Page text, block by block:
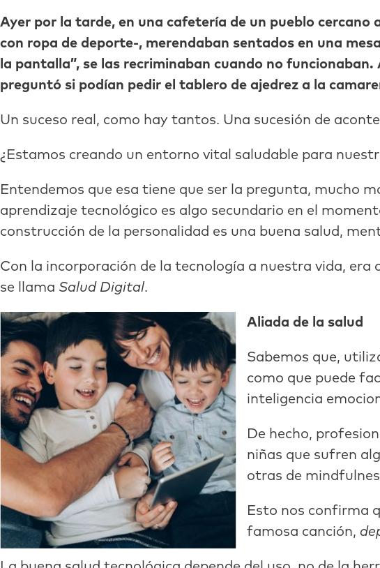
Ayer por la tarde, en una cafetería de un pueblo cercano
con ropa de deporte-, merendaban sentados en una
la pantalla”, se las recriminaban cuando no
preguntó si podían pedir el tablero de ajedrez a la
Un suceso real, como hay tantos. Una sucesión de
¿Estamos creando un entorno vital saludable para
Entendemos que esa tiene que ser la pregunta, mucho
aprendizaje tecnológico es algo secundario en el
construcción de la personalidad es una buena salud,
Con la incorporación de la tecnología a nuestra vida,
se llama Salud Digital.
Aliada de la salud
Sabemos que,
como que puede
inteligencia
De hecho,
niñas que sufren
otras de
Esto nos confirma
famosa canción,